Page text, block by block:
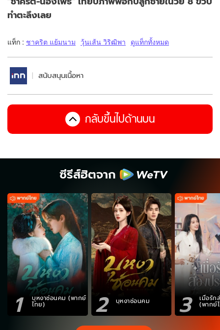
ทำตะลึงเลย
แท็ก : ชาคริต แย้มนาม วุ้นเส้น วิริฒิพา ดูแท็กทั้งหมด
สนับสนุนเนื้อหา
กลับขึ้นไปด้านบน
ซีรีส์ฮิตจาก
1 บุหงาซ่อนคม (พากย์
ไทย) 2 บุหงาซ่อนคม 3 เมื่อรัก
(พากย์